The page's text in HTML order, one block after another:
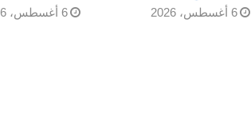
6 أغسطس، 2026 6 أغسطس، 2026